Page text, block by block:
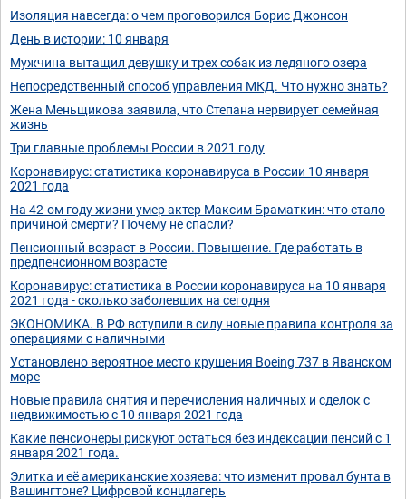
Изоляция навсегда: о чем проговорился Борис Джонсон
День в истории: 10 января
Мужчина вытащил девушку и трех собак из ледяного озера
Непосредственный способ управления МКД. Что нужно знать?
Жена Меньщикова заявила, что Степана нервирует семейная
жизнь
Три главные проблемы России в 2021 году
Коронавирус: статистика коронавируса в России 10 января
2021 года
На 42-ом году жизни умер актер Максим Браматкин: что стало
причиной смерти? Почему не спасли?
Пенсионный возраст в России. Повышение. Где работать в
предпенсионном возрасте
Коронавирус: статистика в России коронавируса на 10 января
2021 года - сколько заболевших на сегодня
ЭКОНОМИКА. В РФ вступили в силу новые правила контроля за
операциями с наличными
Установлено вероятное место крушения Boeing 737 в Яванском
море
Новые правила снятия и перечисления наличных и сделок с
недвижимостью с 10 января 2021 года
Какие пенсионеры рискуют остаться без индексации пенсий с 1
января 2021 года.
Элитка и её американские хозяева: что изменит провал бунта в
Вашингтоне? Цифровой концлагерь